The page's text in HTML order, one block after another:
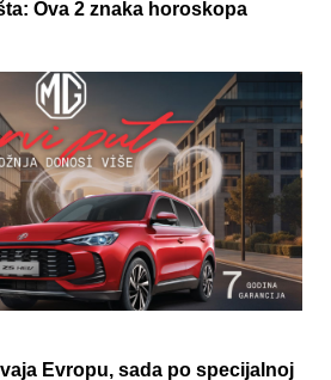
Ova 2 znaka horoskopa
Evropu, sada po specijalnoj